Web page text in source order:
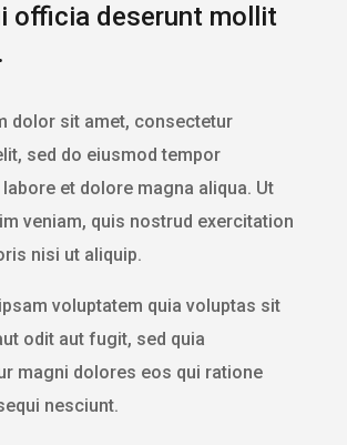
officia deserunt mollit
dolor sit amet, consectetur
sed do eiusmod tempor
et dolore magna aliqua. Ut
veniam, quis nostrud exercitation
nisi ut aliquip.
voluptatem quia voluptas sit
odit aut fugit, sed quia
magni dolores eos qui ratione
nesciunt.